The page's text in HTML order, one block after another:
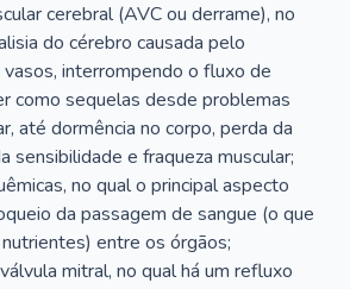
cerebral (AVC ou derrame), no
do cérebro causada pelo
interrompendo o fluxo de
como sequelas desde problemas
até dormência no corpo, perda da
sensibilidade e fraqueza muscular;
no qual o principal aspecto
da passagem de sangue (o que
entre os órgãos;
mitral, no qual há um refluxo